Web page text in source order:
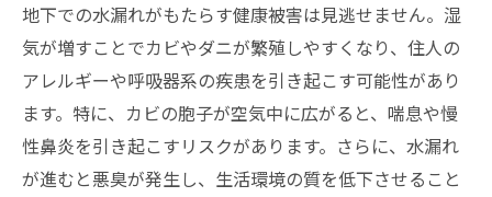
地下での水漏れがもたらす健康被害は見逃せません。湿
気が増すことでカビやダニが繁殖しやすくなり、住人の
アレルギーや呼吸器系の疾患を引き起こす可能性があり
ます。特に、カビの胞子が空気中に広がると、喘息や慢
性鼻炎を引き起こすリスクがあります。さらに、水漏れ
が進むと悪臭が発生し、生活環境の質を低下させること